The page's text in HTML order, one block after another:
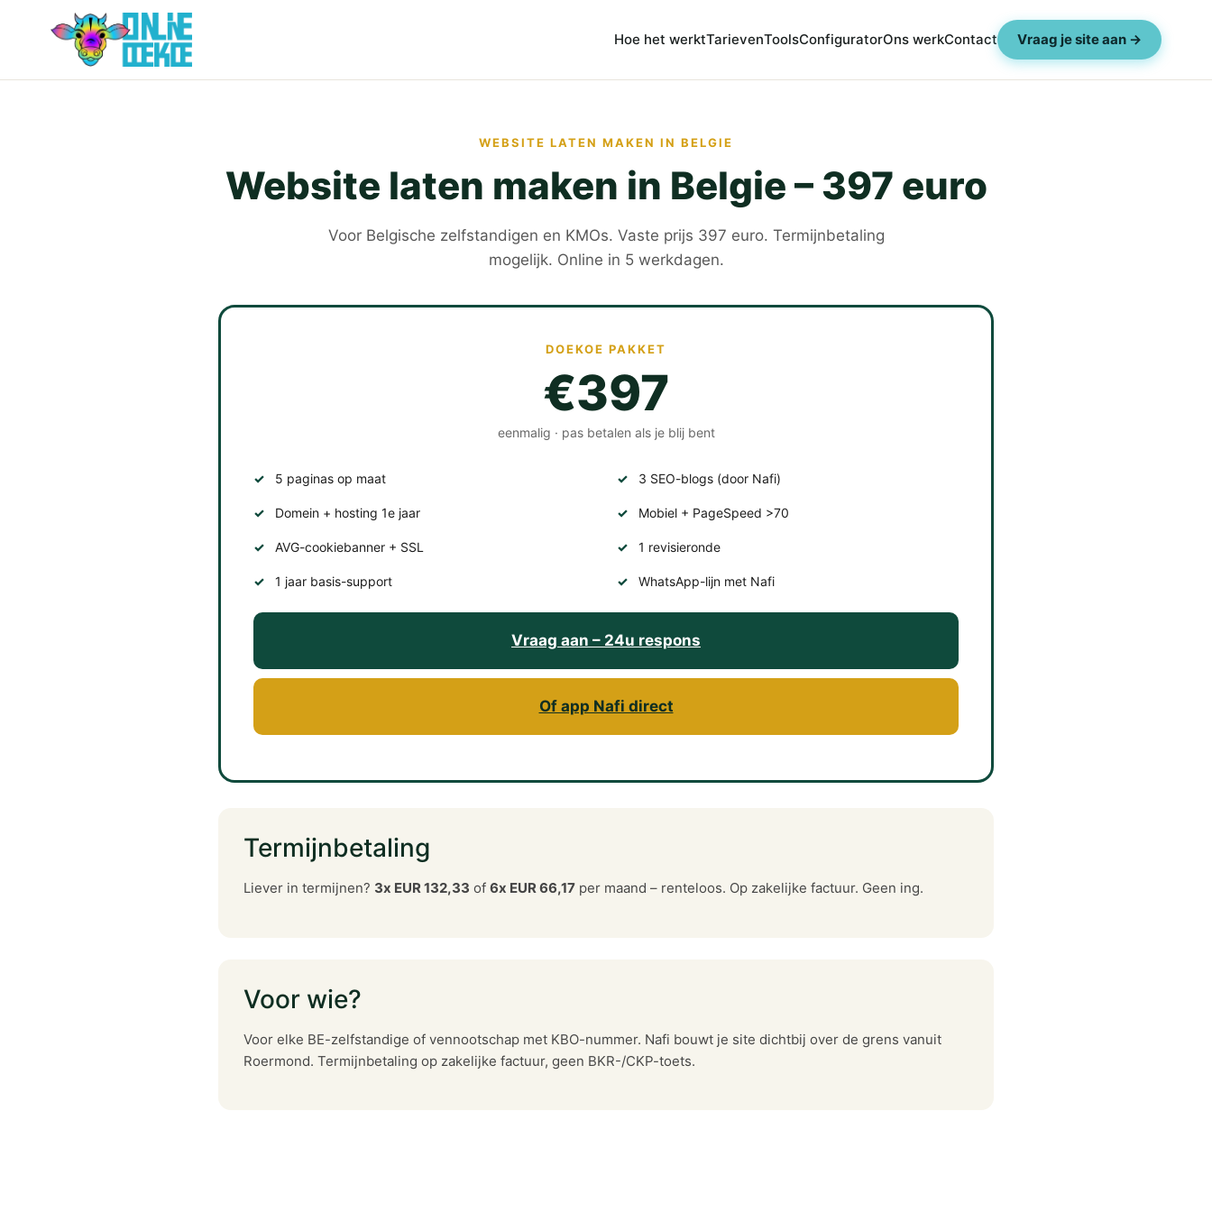
Hoe het werktTarievenToolsConfiguratorOns werkContact Vraag je site aan →
WEBSITE LATEN MAKEN IN BELGIE
Website laten maken in Belgie – 397 euro
Voor Belgische zelfstandigen en KMOs. Vaste prijs 397 euro. Termijnbetaling
mogelijk. Online in 5 werkdagen.
DOEKOE PAKKET
€397
eenmalig · pas betalen als je blij bent
5 paginas op maat 3 SEO-blogs (door Nafi)
Domein + hosting 1e jaar Mobiel + PageSpeed >70
AVG-cookiebanner + SSL 1 revisieronde
1 jaar basis-support WhatsApp-lijn met Nafi
Vraag aan – 24u respons
Of app Nafi direct
Termijnbetaling
Liever in termijnen? 3x EUR 132,33 of 6x EUR 66,17 per maand – renteloos. Op zakelijke factuur. Geen ing.
Voor wie?
Voor elke BE-zelfstandige of vennootschap met KBO-nummer. Nafi bouwt je site dichtbij over de grens vanuit
Roermond. Termijnbetaling op zakelijke factuur, geen BKR-/CKP-toets.